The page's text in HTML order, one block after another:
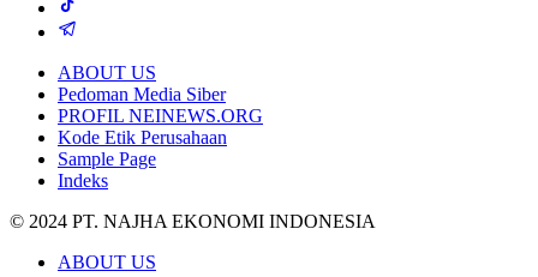
ABOUT US
Pedoman Media Siber
PROFIL NEINEWS.ORG
Kode Etik Perusahaan
Sample Page
Indeks
© 2024 PT. NAJHA EKONOMI INDONESIA
ABOUT US